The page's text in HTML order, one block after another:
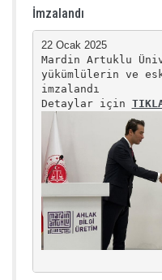
İmzalandı
22 Ocak 2025
Mardin Artuklu
yükümlülerin ve
imzalandı
Detaylar için